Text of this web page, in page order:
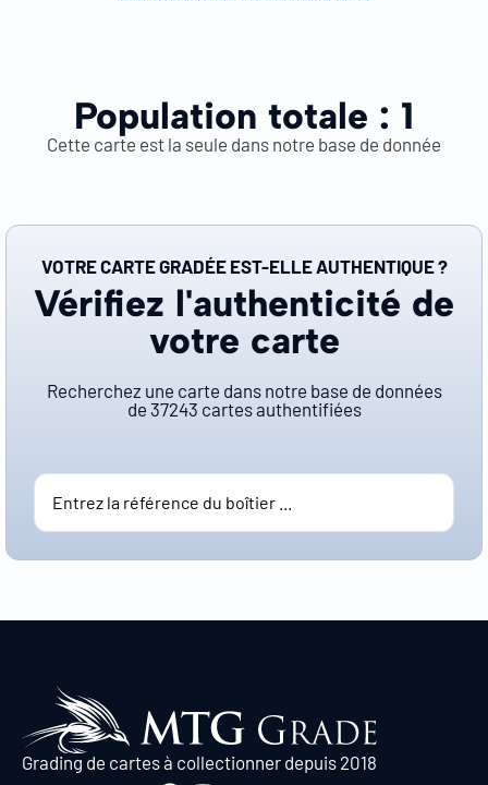
Population totale : 1
Cette carte est la seule dans notre base de donnée
VOTRE CARTE GRADÉE EST-ELLE AUTHENTIQUE ?
Vérifiez l'authenticité de
votre carte
Recherchez une carte dans notre base de données
de 37243 cartes authentifiées
Grading de cartes à collectionner depuis 2018